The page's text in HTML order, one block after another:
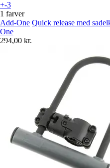
+-3
1 farver
Add-One Quick release med
One
294,00 kr.